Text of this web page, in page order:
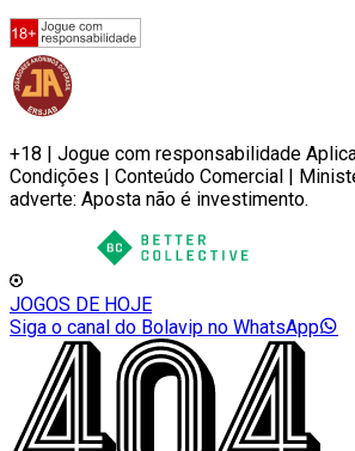
+18 | Jogue com responsabilidade
Condições | Conteúdo Comercial |
adverte: Aposta não é investimento.
JOGOS DE HOJE
Siga o canal do Bolavip no WhatsApp